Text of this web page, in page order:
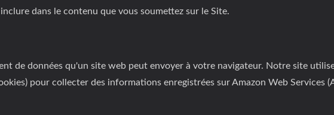
dans le contenu que vous soumettez sur le Site.
de données qu'un site web peut envoyer à votre navigateur. Notre site
pour collecter des informations enregistrées sur Amazon Web Services